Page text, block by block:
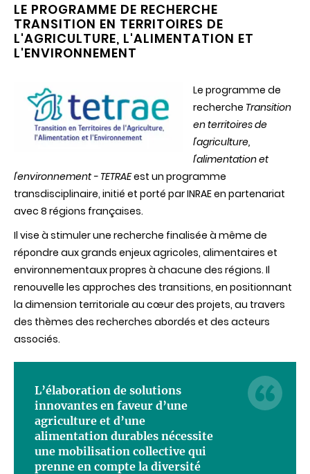
LE PROGRAMME DE RECHERCHE
TRANSITION EN TERRITOIRES DE
L'AGRICULTURE, L'ALIMENTATION ET
L'ENVIRONNEMENT
Le programme de
recherche Transition
en territoires de
l'agriculture,
l'alimentation et
l'environnement - TETRAEest un programme
transdisciplinaire, initié et porté par INRAE en partenariat
avec 8 régions françaises.
Il vise à stimuler une recherche finalisée à même de
répondre aux grands enjeux agricoles, alimentaires et
environnementaux propres à chacune des régions. Il
renouvelle les approches des transitions, en positionnant
la dimension territoriale au cœur des projets, au travers
des thèmes des recherches abordés et des acteurs
associés.
L’élaboration de solutions
innovantes en faveur d’une
agriculture et d’une
alimentation durables nécessite
une mobilisation collective qui
prenne en compte la diversité